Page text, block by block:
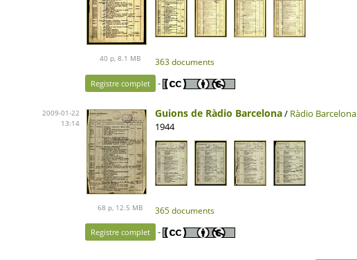
40 p, 8.1 MB 363 documents
Registre complet -
2009-01-22
13:14
68 p, 12.5 MB
Guions de Ràdio Barcelona/ Ràdio Barcelona
1944
365 documents
Registre complet -